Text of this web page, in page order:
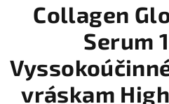
Collagen
Serum
vráskam